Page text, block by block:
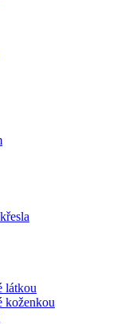
látkou
koženkou